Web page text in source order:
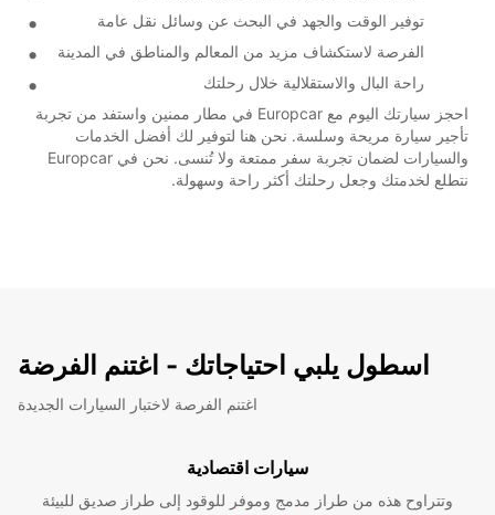
توفير الوقت والجهد في البحث عن وسائل نقل عامة
الفرصة لاستكشاف مزيد من المعالم والمناطق في المدينة
راحة البال والاستقلالية خلال رحلتك
احجز سيارتك اليوم مع Europcar في مطار ممنين واستفد من تجربة
تأجير سيارة مريحة وسلسة. نحن هنا لتوفير لك أفضل الخدمات
والسيارات لضمان تجربة سفر ممتعة ولا تُنسى. نحن في Europcar
نتطلع لخدمتك وجعل رحلتك أكثر راحة وسهولة.
اسطول يلبي احتياجاتك - اغتنم الفرضة
اغتنم الفرصة لاختبار السيارات الجديدة
سيارات اقتصادية
وتتراوح هذه من طراز مدمج وموفر للوقود إلى طراز صديق للبيئة